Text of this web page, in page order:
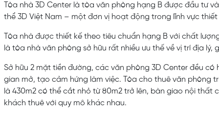
Tòa nhà 3D Center là tòa văn phòng hạng B được đầu tư
thể 3D Việt Nam – một đơn vị hoạt động trong lĩnh vực thiết
Tòa nhà được thiết kế theo tiêu chuẩn hạng B với chất
là tòa nhà văn phòng sở hữu rất nhiều ưu thế về vị trí địa lý,
Sở hữu 2 mặt tiền đường, các văn phòng 3D Center đều có
gian mở, tạo cảm hứng làm việc. Tòa cho thuê văn phòng
là 430m2 có thể cắt nhỏ từ 80m2 trở lên, bàn giao nội thất
khách thuê với quy mô khác nhau.